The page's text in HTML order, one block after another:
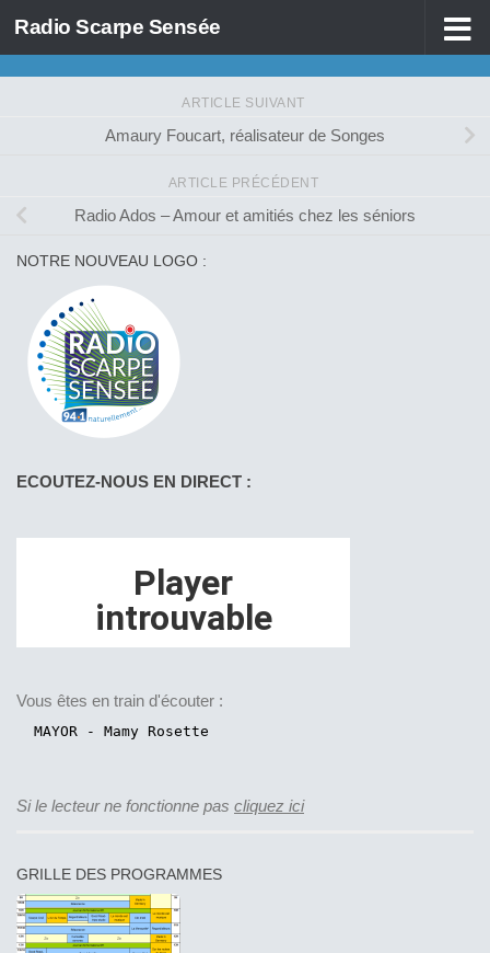
Skip to content
Radio Scarpe Sensée
ARTICLE SUIVANT
Amaury Foucart, réalisateur de Songes
ARTICLE PRÉCÉDENT
Radio Ados – Amour et amitiés chez les séniors
NOTRE NOUVEAU LOGO :
ECOUTEZ-NOUS EN DIRECT :
Vous êtes en train d'écouter :
Si le lecteur ne fonctionne pas cliquez ici
GRILLE DES PROGRAMMES